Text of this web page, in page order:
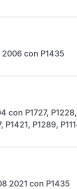
con P1435
con P1727,
P1421, P1289,
2021 con P1435